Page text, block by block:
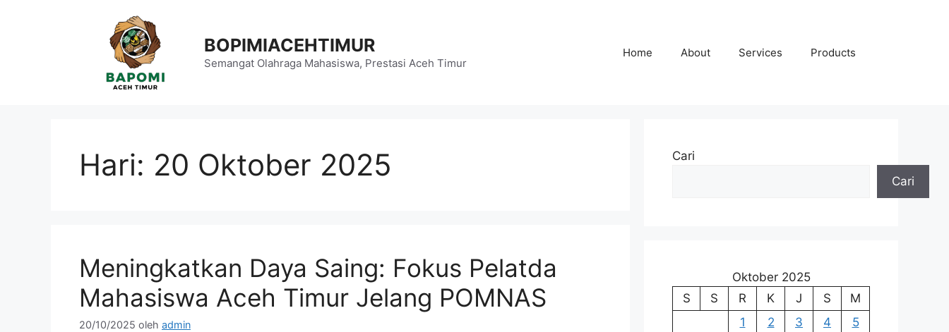
BOPIMIACEHTIMUR
Semangat Olahraga Mahasiswa, Prestasi Aceh Timur
Home About Services Products
Hari: 20 Oktober 2025
Meningkatkan Daya Saing: Fokus Pelatda
Mahasiswa Aceh Timur Jelang POMNAS
20/10/2025 oleh admin
Cari
Cari
Oktober 2025
S
S R K J S
M
1
2 3 4
5